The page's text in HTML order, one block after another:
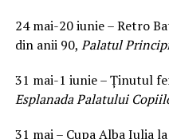
24 mai-20 iunie – Retro
din anii 90, Palatul
31 mai-1 iunie – Ținutul
Esplanada Palatului
31 mai – Cupa Alba Iulia